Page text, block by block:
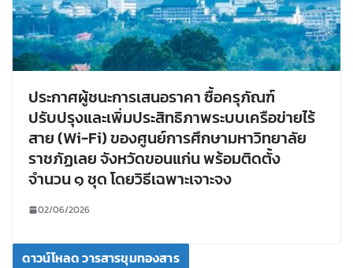
ประกาศผู้ชนะการเสนอราคา ซื้อครุภัณฑ์
ปรับปรุงและเพิ่มประสิทธิภาพระบบเครือข่ายไร้
สาย (Wi-Fi) ของศูนย์การศึกษามหาวิทยาลัย
ราชภัฏเลย จังหวัดขอนแก่น พร้อมติดตั้ง
จำนวน ๑ ชุด โดยวิธีเฉพาะเจาะจง
02/06/2026
ดาวน์โหลด วารสารขุมทองสาร